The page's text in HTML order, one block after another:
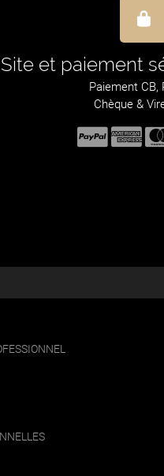
fabricant
Bordeaux 33000)